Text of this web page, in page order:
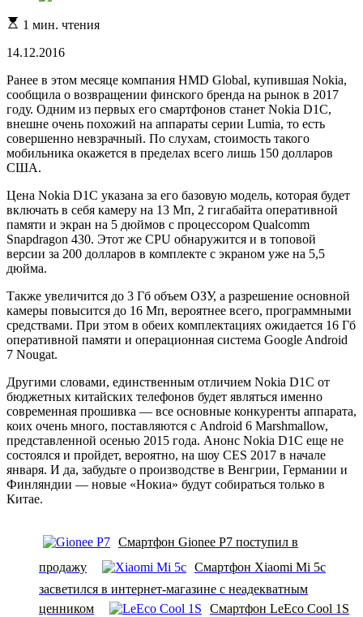
Расчетное
чтения
1 мин. чтения
14.12.2016
Ранее в этом месяце компания HMD Global, купившая Nokia,
сообщила о возвращении финского бренда на рынок в 2017
году. Одним из первых его смартфонов станет Nokia D1C,
внешне очень похожий на аппараты серии Lumia, то есть
совершенно невзрачный. По слухам, стоимость такого
мобильника окажется в пределах всего лишь 150 долларов
США.
Цена Nokia D1C указана за его базовую модель, которая будет
включать в себя камеру на 13 Мп, 2 гигабайта оперативной
памяти и экран на 5 дюймов с процессором Qualcomm
Snapdragon 430. Этот же CPU обнаружится и в топовой
версии за 200 долларов в комплекте с экраном уже на 5,5
дюйма.
Также увеличится до 3 Гб объем ОЗУ, а разрешение основной
камеры повысится до 16 Мп, вероятнее всего, программными
средствами. При этом в обеих комплектациях ожидается 16 Гб
оперативной памяти и операционная система Google Android
7 Nougat.
Другими словами, единственным отличием Nokia D1C от
бюджетных китайских телефонов будет являться именно
современная прошивка — все основные конкуренты аппарата,
коих очень много, поставляются с Android 6 Marshmallow,
представленной осенью 2015 года. Анонс Nokia D1C еще не
состоялся и пройдет, вероятно, на шоу CES 2017 в начале
января. И да, забудьте о производстве в Венгрии, Германии и
Финляндии — новые «Нокиа» будут собираться только в
Китае.
Смартфон Gionee P7 поступил в
продажу
Смартфон Xiaomi Mi 5c
засветился в интернет-магазине с неадекватным
ценником
Смартфон LeEco Cool 1S